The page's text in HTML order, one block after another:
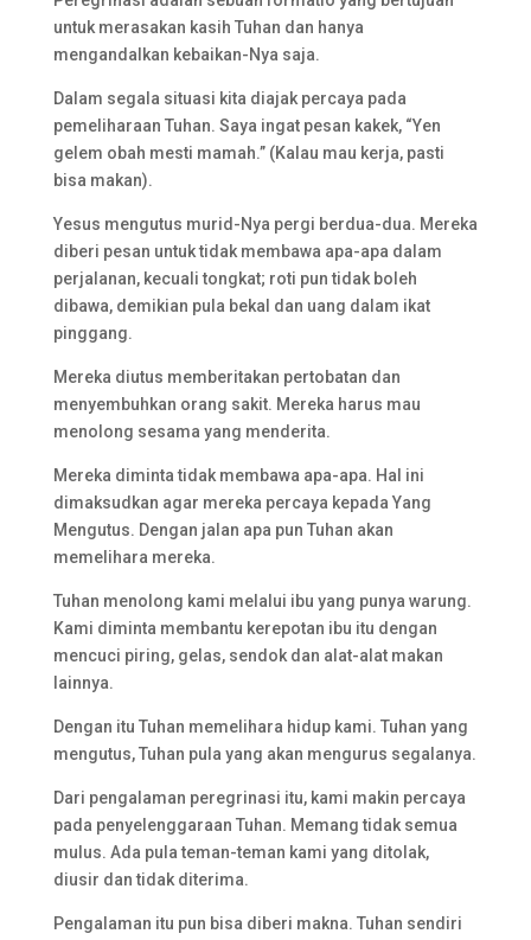
untuk merasakan kasih Tuhan dan hanya
mengandalkan kebaikan-Nya saja.
Dalam segala situasi kita diajak percaya pada
pemeliharaan Tuhan. Saya ingat pesan kakek, “Yen
gelem obah mesti mamah.” (Kalau mau kerja, pasti
bisa makan).
Yesus mengutus murid-Nya pergi berdua-dua. Mereka
diberi pesan untuk tidak membawa apa-apa dalam
perjalanan, kecuali tongkat; roti pun tidak boleh
dibawa, demikian pula bekal dan uang dalam ikat
pinggang.
Mereka diutus memberitakan pertobatan dan
menyembuhkan orang sakit. Mereka harus mau
menolong sesama yang menderita.
Mereka diminta tidak membawa apa-apa. Hal ini
dimaksudkan agar mereka percaya kepada Yang
Mengutus. Dengan jalan apa pun Tuhan akan
memelihara mereka.
Tuhan menolong kami melalui ibu yang punya warung.
Kami diminta membantu kerepotan ibu itu dengan
mencuci piring, gelas, sendok dan alat-alat makan
lainnya.
Dengan itu Tuhan memelihara hidup kami. Tuhan yang
mengutus, Tuhan pula yang akan mengurus segalanya.
Dari pengalaman peregrinasi itu, kami makin percaya
pada penyelenggaraan Tuhan. Memang tidak semua
mulus. Ada pula teman-teman kami yang ditolak,
diusir dan tidak diterima.
Pengalaman itu pun bisa diberi makna. Tuhan sendiri